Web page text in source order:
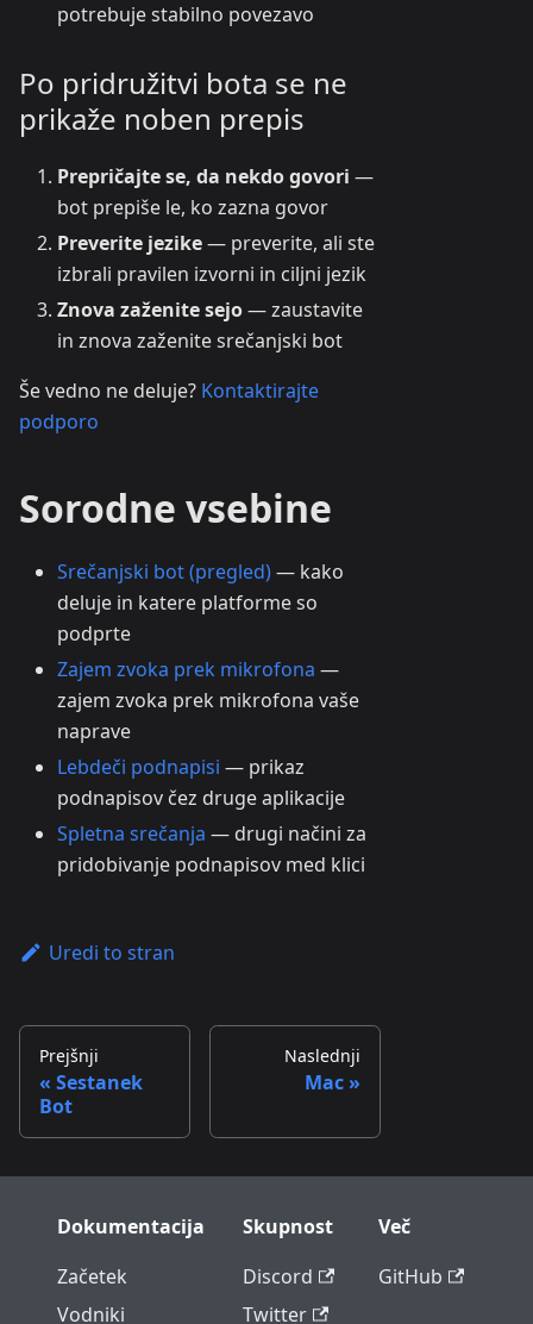
potrebuje stabilno povezavo
Po pridružitvi bota se ne
prikaže noben prepis
Prepričajte se, da nekdo govori —
bot prepiše le, ko zazna govor
Preverite jezike— preverite, ali ste
izbrali pravilen izvorni in ciljni jezik
Znova zaženite sejo— zaustavite
in znova zaženite srečanjski bot
Še vedno ne deluje? Kontaktirajte
podporo
Sorodne vsebine
Srečanjski bot (pregled)— kako
deluje in katere platforme so
podprte
Zajem zvoka prek mikrofona —
zajem zvoka prek mikrofona vaše
naprave
Lebdeči podnapisi — prikaz
podnapisov čez druge aplikacije
Spletna srečanja — drugi načini za
pridobivanje podnapisov med klici
Uredi to stran
Prejšnji
Sestanek
Bot
Naslednji
Mac
Dokumentacija
Začetek
Vodniki
Skupnost
Discord
Twitter
Več
GitHub